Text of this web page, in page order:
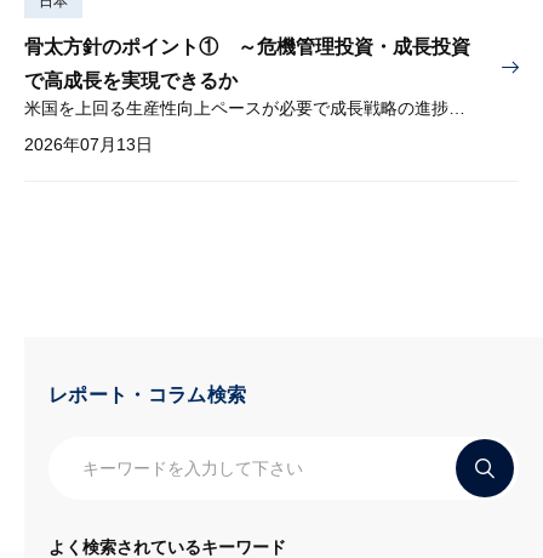
骨太方針のポイント① ～危機管理投資・成長投資
で高成長を実現できるか
米国を上回る生産性向上ペースが必要で成長戦略の進捗管理も課題
2026年07月13日
レポート・コラム検索
よく検索されているキーワード